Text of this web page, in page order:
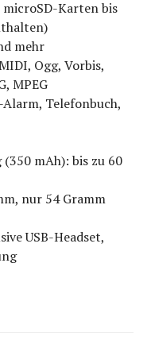
Karten bis
mehr
Ogg, Vorbis,
MPEG
Telefonbuch,
mAh): bis zu 60
nur 54 Gramm
USB-Headset,